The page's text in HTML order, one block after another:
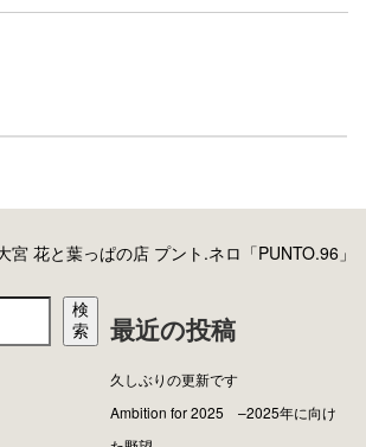
宮 花と葉っぱの店 プント.ネロ「PUNTO.96」
検
索
最近の投稿
久しぶりの更新です
Ambition for 2025 –2025年に向け